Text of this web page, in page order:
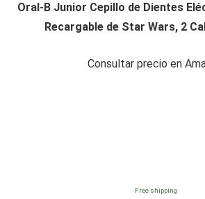
Oral-B Junior Cepillo de Dientes
Recargable de Star Wars, 2
Consultar precio en
Free shipping